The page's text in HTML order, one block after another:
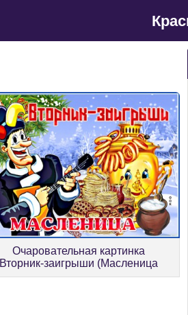
Очаровательная картинка
Вторник-заигрыши (Масленица